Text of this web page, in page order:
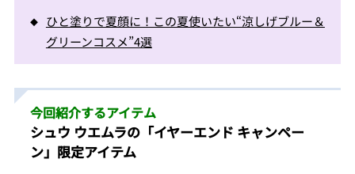
ひと塗りで夏顔に！この夏使いたい“涼しげブルー＆
グリーンコスメ”4選
今回紹介するアイテム
シュウ ウエムラの「イヤーエンド キャンペー
ン」限定アイテム